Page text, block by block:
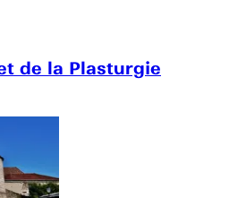
de la Plasturgie